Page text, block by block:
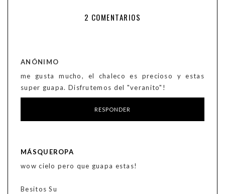
2 COMENTARIOS
ANÓNIMO
me gusta mucho, el chaleco es precioso y estas
super guapa. Disfrutemos del "veranito"!
RESPONDER
MÁSQUEROPA
wow cielo pero que guapa estas!
Besitos Su